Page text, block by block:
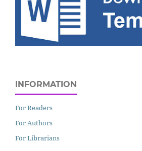
INFORMATION
For Readers
For Authors
For Librarians